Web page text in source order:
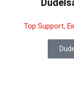
Top Support,